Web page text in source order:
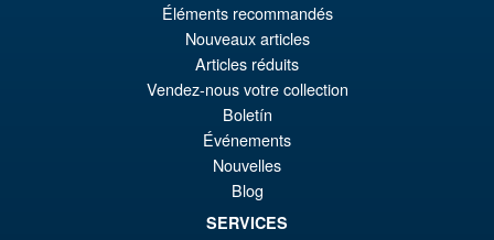
Éléments recommandés
Nouveaux articles
Articles réduits
Vendez-nous votre collection
Boletín
Événements
Nouvelles
Blog
SERVICES